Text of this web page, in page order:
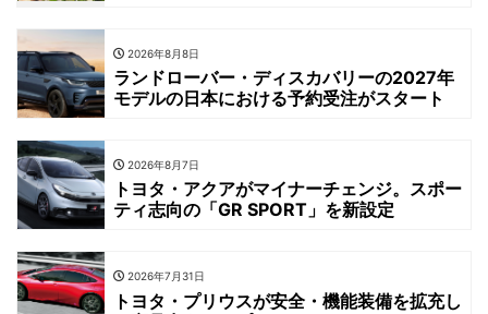
2026年8月8日
ランドローバー・ディスカバリーの2027年
モデルの日本における予約受注がスタート
2026年8月7日
トヨタ・アクアがマイナーチェンジ。スポー
ティ志向の「GR SPORT」を新設定
2026年7月31日
トヨタ・プリウスが安全・機能装備を拡充し